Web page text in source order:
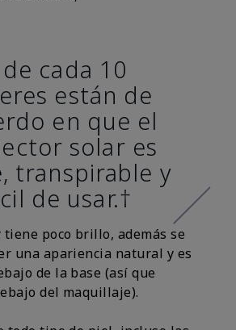
cada 10
están de
en que el
solar es
transpirable y
de usar.†
tiene poco brillo, además se
una apariencia natural y es
de la base (así que
del maquillaje).